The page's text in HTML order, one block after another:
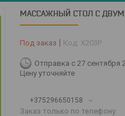
МАССАЖНЫЙ СТОЛ C
Под заказ Код: X203P
Отправка с 27 сентября
Цену уточняйте
+375296650158
Заказ только по телефону